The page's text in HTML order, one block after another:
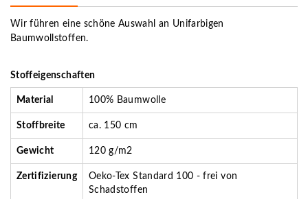
Wir führen eine schöne Auswahl an Unifarbigen
Baumwollstoffen.
Stoffeigenschaften
Material 100% Baumwolle
Stoffbreite ca. 150 cm
Gewicht 120 g/m2
Zertifizierung
Oeko-Tex Standard 100 - frei von
Schadstoffen